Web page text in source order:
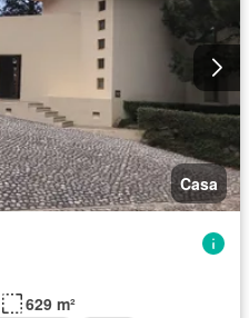
Casa
629 m²